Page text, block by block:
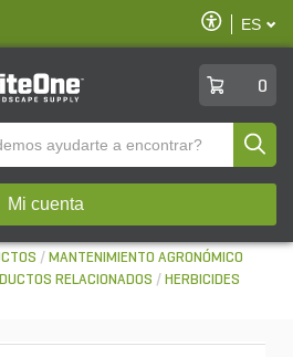
Habilitar
ES
0
Mi cuenta
MANTENIMIENTO AGRONÓMICO
RELACIONADOS
HERBICIDES